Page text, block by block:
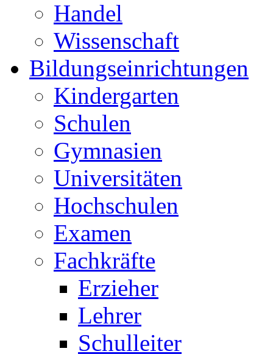
Handel
Wissenschaft
Bildungseinrichtungen
Kindergarten
Schulen
Gymnasien
Universitäten
Hochschulen
Examen
Fachkräfte
Erzieher
Lehrer
Schulleiter